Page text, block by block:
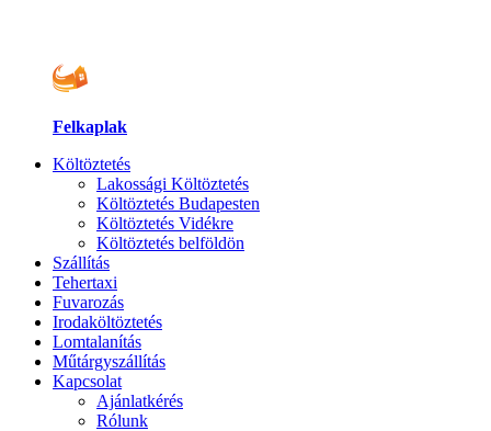
Felkaplak
Költöztetés
Lakossági Költöztetés
Költöztetés Budapesten
Költöztetés Vidékre
Költöztetés belföldön
Szállítás
Tehertaxi
Fuvarozás
Irodaköltöztetés
Lomtalanítás
Műtárgyszállítás
Kapcsolat
Ajánlatkérés
Rólunk